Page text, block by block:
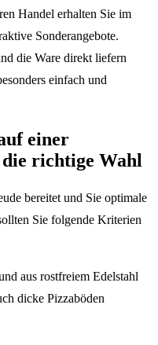
Handel erhalten Sie im
Sonderangebote.
die Ware direkt liefern
einfach und
einer
richtige Wahl
bereitet und Sie optimale
Sie folgende Kriterien
aus rostfreiem Edelstahl
dicke Pizzaböden